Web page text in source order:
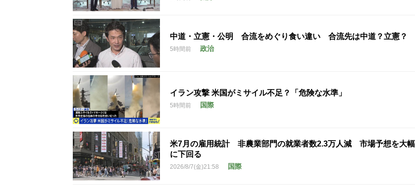
中道・立憲・公明 合流をめぐり食い違い 合流先は中道？立憲？
5時間前 政治
イラン攻撃 米国がミサイル不足？「危険な水準」
5時間前 国際
米7月の雇用統計 非農業部門の就業者数2.3万人減 市場予想を大幅
に下回る
2026/8/7(金)21:58 国際